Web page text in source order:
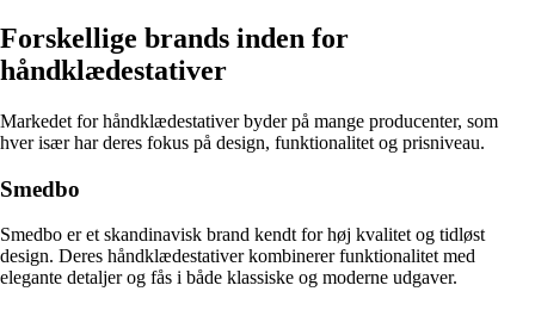
Forskellige brands inden for
håndklædestativer
Markedet for håndklædestativer byder på mange producenter, som
hver især har deres fokus på design, funktionalitet og prisniveau.
Smedbo
Smedbo er et skandinavisk brand kendt for høj kvalitet og tidløst
design. Deres håndklædestativer kombinerer funktionalitet med
elegante detaljer og fås i både klassiske og moderne udgaver.